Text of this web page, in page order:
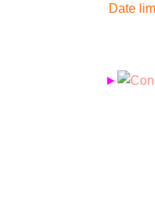
Date
►